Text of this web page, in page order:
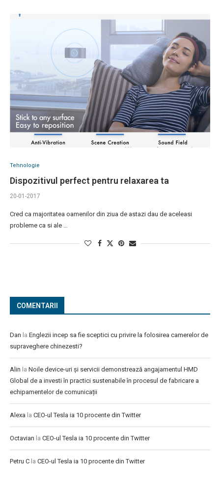
Tehnologie
Dispozitivul perfect pentru relaxarea ta
20-01-2017
Cred ca majoritatea oamenilor din ziua de astazi dau de aceleasi
probleme ca si ale …
COMENTARII
Dan la Englezii incep sa fie sceptici cu privire la folosirea camerelor de
supraveghere chinezesti?
Alin la Noile device-uri și servicii demonstrează angajamentul HMD
Global de a investi în practici sustenabile în procesul de fabricare a
echipamentelor de comunicații
Alexa la CEO-ul Tesla ia 10 procente din Twitter
Octavian la CEO-ul Tesla ia 10 procente din Twitter
Petru C la CEO-ul Tesla ia 10 procente din Twitter